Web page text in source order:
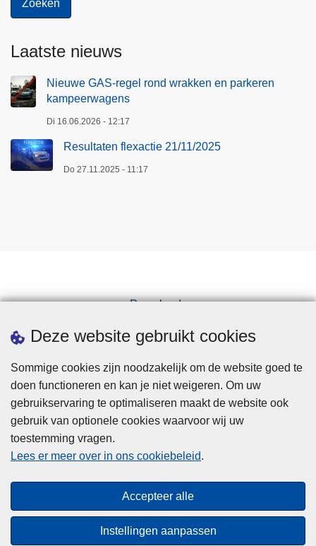
Deze website gebruikt cookies
Sommige cookies zijn noodzakelijk om de website goed te
doen functioneren en kan je niet weigeren. Om uw
gebruikservaring te optimaliseren maakt de website ook
gebruik van optionele cookies waarvoor wij uw
toestemming vragen.
Lees er meer over in ons cookiebeleid.
Accepteer alle
Instellingen aanpassen
Laatste nieuws
Nieuwe GAS-regel rond wrakken en parkeren
kampeerwagens
Di 16.06.2026 - 12:17
Resultaten flexactie 21/11/2025
Do 27.11.2025 - 11:17
Downloads
Privacy
Cookies
Toegankelijkheid